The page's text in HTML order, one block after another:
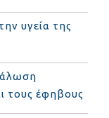
υγεία της
τους έφηβους